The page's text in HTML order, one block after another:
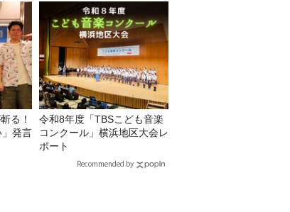
る！
」発言
令和8年度「TBSこども音楽
コンクール」横浜地区大会レ
ポート
Recommended by